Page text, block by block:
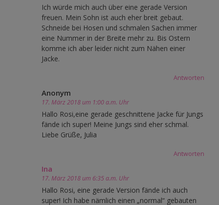
Ich würde mich auch über eine gerade Version
freuen. Mein Sohn ist auch eher breit gebaut.
Schneide bei Hosen und schmalen Sachen immer
eine Nummer in der Breite mehr zu. Bis Ostern
komme ich aber leider nicht zum Nähen einer
Jacke.
Antworten
Anonym
17. März 2018 um 1:00 a.m. Uhr
Hallo Rosi,eine gerade geschnittene Jacke für Jungs
fände ich super! Meine Jungs sind eher schmal.
Liebe Grüße, Julia
Antworten
Ina
17. März 2018 um 6:35 a.m. Uhr
Hallo Rosi, eine gerade Version fände ich auch
super! Ich habe nämlich einen „normal“ gebauten